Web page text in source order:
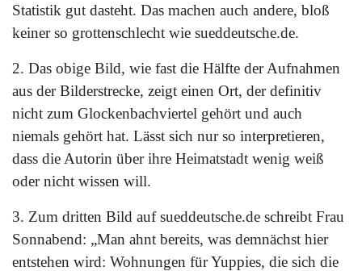
Statistik gut dasteht. Das machen auch andere, bloß
keiner so grottenschlecht wie sueddeutsche.de.
2. Das obige Bild, wie fast die Hälfte der Aufnahmen
aus der Bilderstrecke, zeigt einen Ort, der definitiv
nicht zum Glockenbachviertel gehört und auch
niemals gehört hat. Lässt sich nur so interpretieren,
dass die Autorin über ihre Heimatstadt wenig weiß
oder nicht wissen will.
3. Zum dritten Bild auf sueddeutsche.de schreibt Frau
Sonnabend: „Man ahnt bereits, was demnächst hier
entstehen wird: Wohnungen für Yuppies, die sich die